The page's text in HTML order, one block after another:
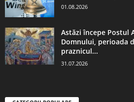
01.08.2026
Astăzi începe Postul
Domnului, perioada
praznicul...
31.07.2026